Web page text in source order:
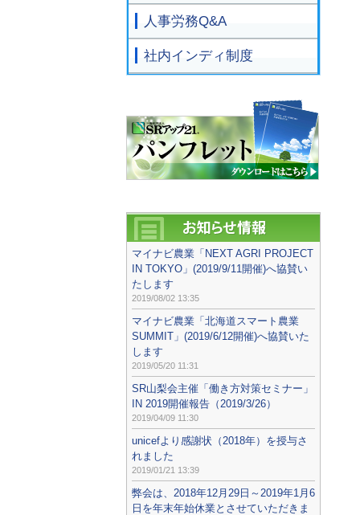
人事労務Q&A
社内インディ制度
マイナビ農業「NEXT AGRI PROJECT
IN TOKYO」(2019/9/11開催)へ協賛い
たします
2019/08/02 13:35
マイナビ農業「北海道スマート農業
SUMMIT」(2019/6/12開催)へ協賛いた
します
2019/05/20 11:31
SR山梨会主催「働き方対策セミナー」
IN 2019開催報告（2019/3/26）
2019/04/09 11:30
unicefより感謝状（2018年）を授与さ
れました
2019/01/21 13:39
弊会は、2018年12月29日～2019年1月6
日を年末年始休業とさせていただきま